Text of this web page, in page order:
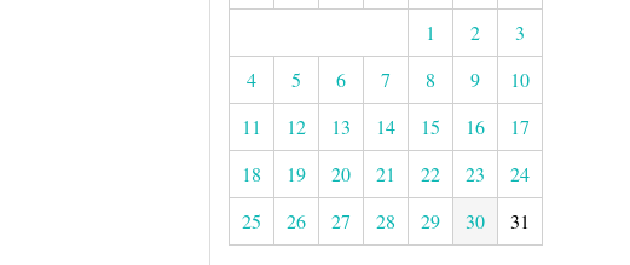
1 2
3
4
5 6 7 8 9
10
11
12 13 14 15 16
17
18
19 20 21 22 23
24
25
26 27 28 29 30 31